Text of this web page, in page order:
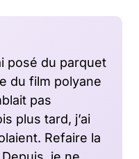
posé du parquet
du film polyane
pas
plus tard, j’ai
Refaire la